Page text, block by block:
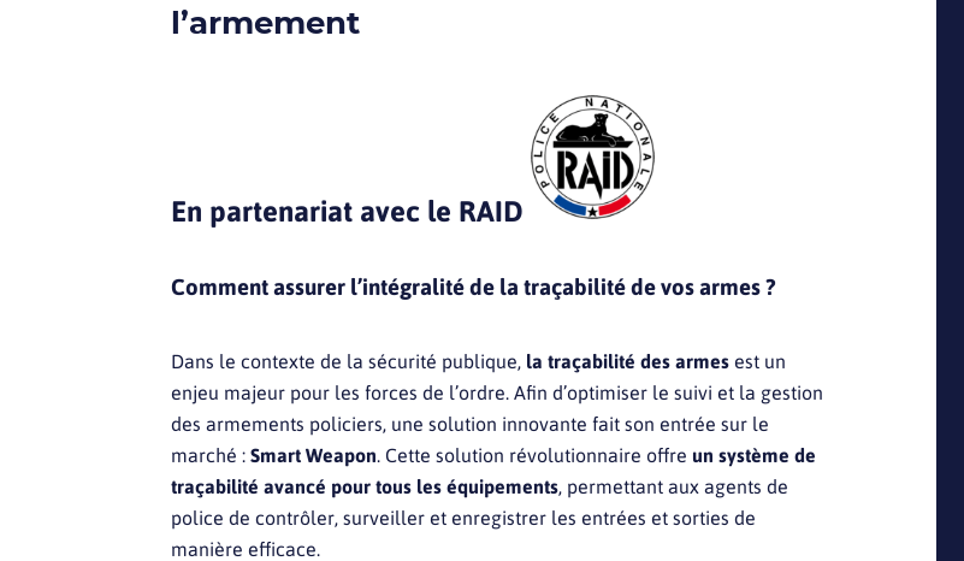
l’armement
En partenariat avec le RAID
Comment assurer l’intégralité de la traçabilité de vos armes ?
Dans le contexte de la sécurité publique, la traçabilité des armes est un
enjeu majeur pour les forces de l’ordre. Afin d’optimiser le suivi et la gestion
des armements policiers, une solution innovante fait son entrée sur le
marché : Smart Weapon. Cette solution révolutionnaire offre un système de
traçabilité avancé pour tous les équipements, permettant aux agents de
police de contrôler, surveiller et enregistrer les entrées et sorties de
manière efficace.